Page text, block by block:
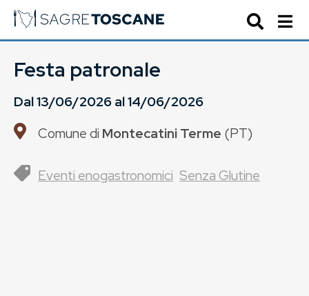
Festa patronale
Dal13/06/2026al14/06/2026
Comune di Montecatini Terme (PT)
Eventi enogastronomici Senza Glutine